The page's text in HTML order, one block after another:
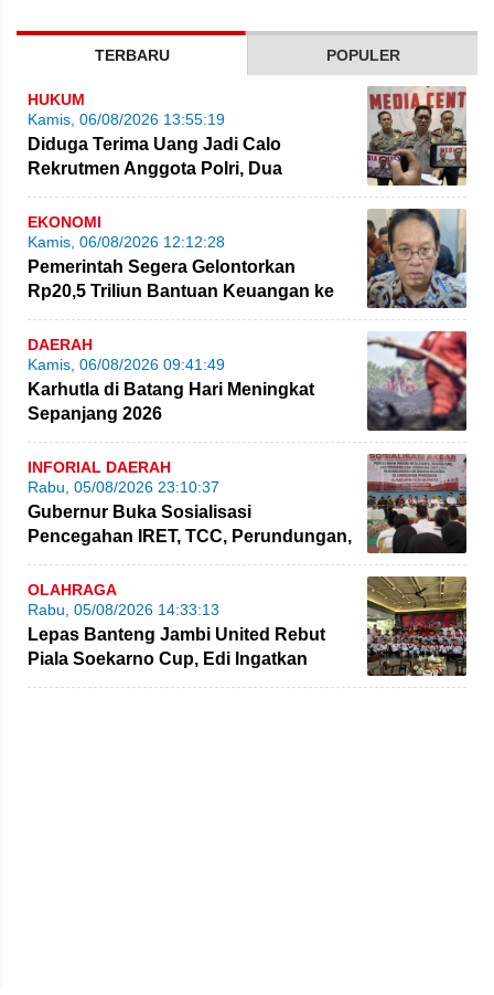
TERBARU POPULER
HUKUM
Kamis, 06/08/2026 13:55:19
Diduga Terima Uang Jadi Calo
Rekrutmen Anggota Polri, Dua
Personel Polda Jambi Diproses
EKONOMI
Kamis, 06/08/2026 12:12:28
Pemerintah Segera Gelontorkan
Rp20,5 Triliun Bantuan Keuangan ke
Daerah
DAERAH
Kamis, 06/08/2026 09:41:49
Karhutla di Batang Hari Meningkat
Sepanjang 2026
INFORIAL DAERAH
Rabu, 05/08/2026 23:10:37
Gubernur Buka Sosialisasi
Pencegahan IRET, TCC, Perundungan,
dan Bahaya Narkoba di Bungo
OLAHRAGA
Rabu, 05/08/2026 14:33:13
Lepas Banteng Jambi United Rebut
Piala Soekarno Cup, Edi Ingatkan
Pemain Jaga Sportivitas